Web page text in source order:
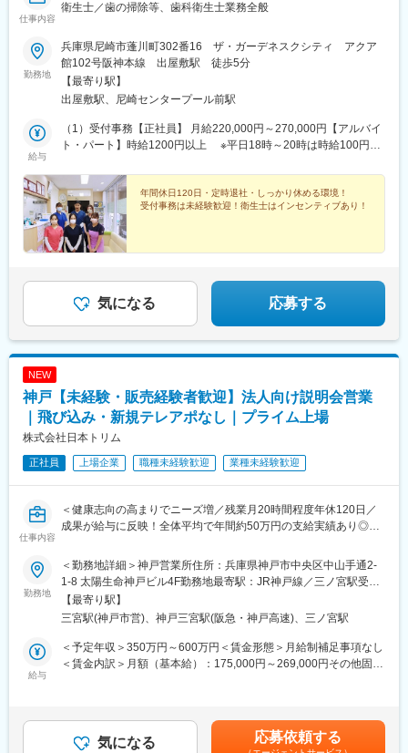
仕事内容
衛生士／歯の掃除等、歯科衛生士業務全般
勤務地
兵庫県尼崎市蓬川町302番16 ザ・ガーデネスクシティ アクア
館102号阪神本線 出屋敷駅 徒歩5分
【最寄り駅】
出屋敷駅、尼崎センタープール前駅
給与
（1）受付事務【正社員】 月給220,000円～270,000円【アルバイ
ト・パート】時給1200円以上 ※平日18時～20時は時給100円UP
【正社員】月給280,000円～ 450,000円新卒/月給260,000円
~【アルバイト・パート】時給1900円以上※日曜日は時給2090円
以上（時給×10％UP！）※歯科衛生士は歩合給（インセンティ
ブ）制度あり担当業務・貢献度・成果に応じて収入が加算される
ため、月収アップが可能です★実際にインセンティブを含め月収
年間休日120日・定時退社・しっかり休める環境！
受付事務は未経験歓迎！衛生士はインセンティブあり！
気になる 応募する
NEW
神戸【未経験・販売経験者歓迎】法人向け説明会営業
｜飛び込み・新規テレアポなし｜プライム上場
株式会社日本トリム
正社員 上場企業 職種未経験歓迎 業種未経験歓迎
仕事内容
＜健康志向の高まりでニーズ増／残業月20時間程度年休120日／
成果が給与に反映！全体平均で年間約50万円の支給実績あり◎＞
【仕事の内容】
当社は、東証プライム上場の電解水素水整水器メーカーです。
今回募集するのは、法人企業の従業員様向けに製品説明会・体験
会を行う営業職です。
新規飛び込みや無作為なテレアポではなく、代理店からの紹介先
やお問い合わせのあった法人様が中心です。
入社後は専任トレーナーがつき、商品知識・説明トーク・商談の
【求人ポイント◎】
勤務地
＜勤務地詳細＞神戸営業所住所：兵庫県神戸市中央区中山手通2-
1-8 太陽生命神戸ビル4F勤務地最寄駅：JR神戸線／三ノ宮駅受動
喫煙対策：屋内喫煙可能場所あり変更の範囲：会社の定める事業
所
【最寄り駅】
三宮駅(神戸市営)、神戸三宮駅(阪急・神戸高速)、三ノ宮駅
給与
＜予定年収＞350万円～600万円＜賃金形態＞月給制補足事項なし
＜賃金内訳＞月額（基本給）：175,000円～269,000円その他固定
＞有＜残業手当＞有＜給与補足＞■固定給に加え、販売実績に応じ
たインセンティブ制度があります。■昇給年１回■賞与：年2回（7
気になる 応募依頼する